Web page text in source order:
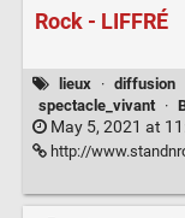
Rock - LIFFRÉ
lieux · diffusion
spectacle_vivant
·
May 5, 2021 at
http://